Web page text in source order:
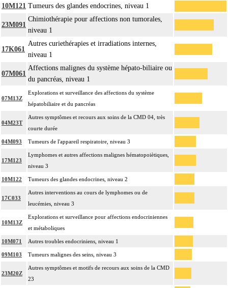
10M121 Tumeurs des glandes endocrines, niveau 1
23M091
Chimiothérapie pour affections non tumorales,
niveau 1
17K061
Autres curiethérapies et irradiations internes,
niveau 1
07M061
Affections malignes du système hépato-biliaire ou
du pancréas, niveau 1
07M13Z
Explorations et surveillance des affections du système
hépatobiliaire et du pancréas
04M23T
Autres symptômes et recours aux soins de la CMD 04, très
courte durée
04M093 Tumeurs de l'appareil respiratoire, niveau 3
17M123
Lymphomes et autres affections malignes hématopoiètiques,
niveau 3
10M122 Tumeurs des glandes endocrines, niveau 2
17C033
Autres interventions au cours de lymphomes ou de
leucémies, niveau 3
10M13Z
Explorations et surveillance pour affections endocriniennes
et métaboliques
10M071 Autres troubles endocriniens, niveau 1
09M103 Tumeurs malignes des seins, niveau 3
23M20Z
Autres symptômes et motifs de recours aux soins de la CMD
23